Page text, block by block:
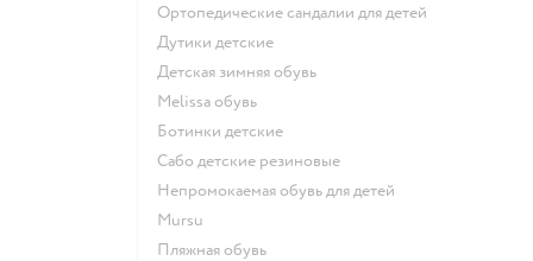
Ортопедические сандалии для детей
Дутики детские
Детская зимняя обувь
Melissa обувь
Ботинки детские
Сабо детские резиновые
Непромокаемая обувь для детей
Mursu
Пляжная обувь